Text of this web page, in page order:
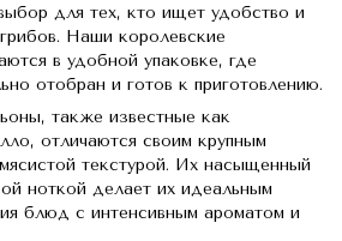
для тех, кто ищет удобство и
Наши королевские
в удобной упаковке, где
отобран и готов к приготовлению.
также известные как
отличаются своим крупным
текстурой. Их насыщенный
ноткой делает их идеальным
блюд с интенсивным ароматом и